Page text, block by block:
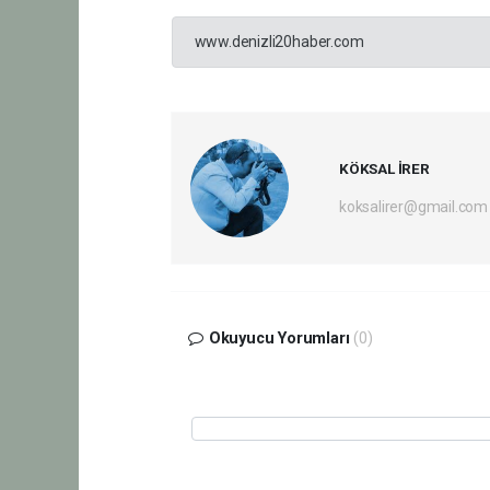
www.denizli20haber.com
KÖKSAL İRER
koksalirer@gmail.com
Okuyucu Yorumları (0)